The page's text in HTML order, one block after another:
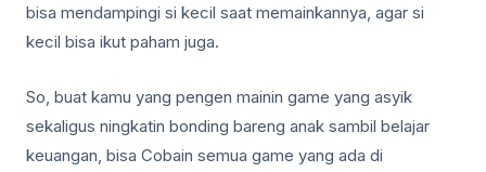
bisa mendampingi si kecil saat memainkannya, agar si
kecil bisa ikut paham juga.
So, buat kamu yang pengen mainin game yang asyik
sekaligus ningkatin bonding bareng anak sambil belajar
keuangan, bisa Cobain semua game yang ada di